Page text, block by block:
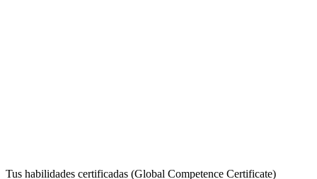
Tus habilidades certificadas (Global Competence Certificate)